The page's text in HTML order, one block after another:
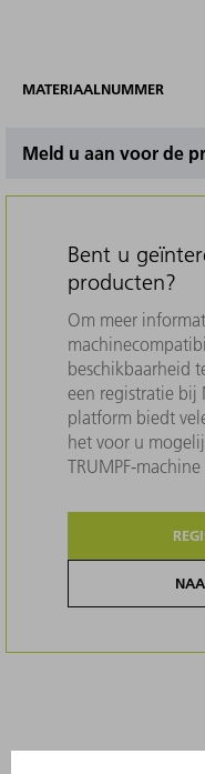
MATERIAALNUMMER
Meld u aan voor de
Bent u
producten?
Om meer
beschikbaarheid
een registratie bij
platform biedt
het voor u
TRUMPF-